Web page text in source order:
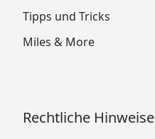
Tipps und Tricks
Miles & More
Rechtliche Hinweise